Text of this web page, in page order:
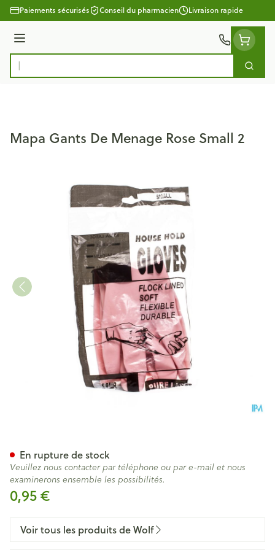
Aller au contenu
Paiements sécurisés Conseil du pharmacien Livraison rapide
Menu
Rechercher
Mapa Gants De Menage Rose Small 2
0,95 €
En rupture de stock
Veuillez nous contacter par téléphone ou par e-mail et nous
examinerons ensemble les possibilités.
Voir tous les produits de Wolf